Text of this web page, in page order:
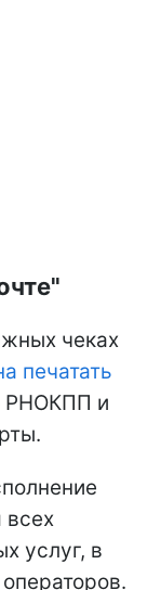
чеках
печатать
РНОКПП и
всех
услуг, в